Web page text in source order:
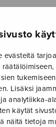
evästeitä
Lisäksi
analytiikka-
käytät
näitä tietoja